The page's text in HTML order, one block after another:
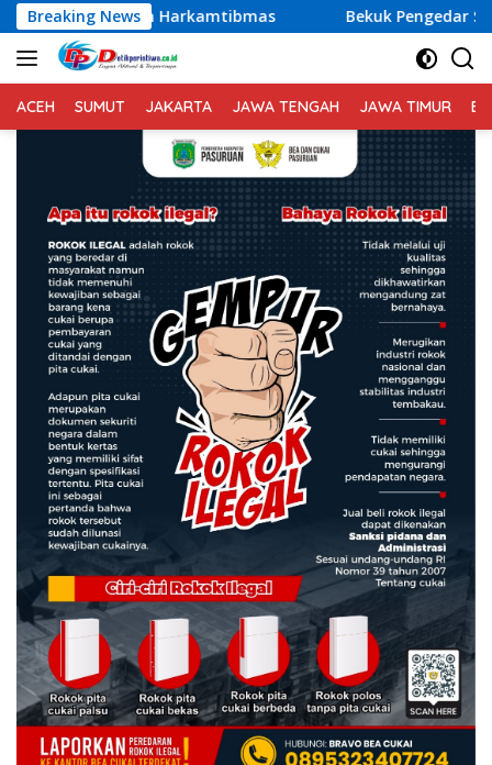
Langsung
ke
konten
Breaking News
Harkamtibmas Bekuk Pengedar Sabu Lintas Lokasi
ACEH SUMUT JAKARTA JAWA TENGAH JAWA TIMUR